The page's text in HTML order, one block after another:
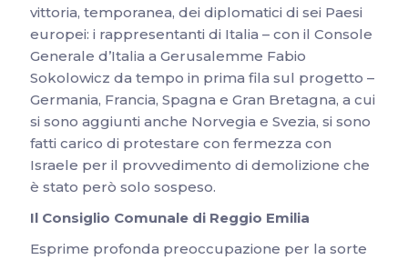
vittoria, temporanea, dei diplomatici di sei Paesi
europei: i rappresentanti di Italia – con il Console
Generale d’Italia a Gerusalemme Fabio
Sokolowicz da tempo in prima fila sul progetto –
Germania, Francia, Spagna e Gran Bretagna, a cui
si sono aggiunti anche Norvegia e Svezia, si sono
fatti carico di protestare con fermezza con
Israele per il provvedimento di demolizione che
è stato però solo sospeso.
Il Consiglio Comunale di Reggio Emilia
Esprime profonda preoccupazione per la sorte